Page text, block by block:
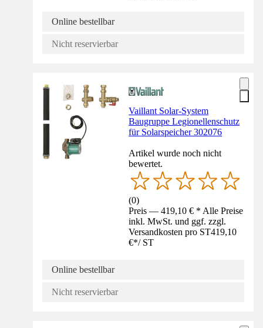
Online bestellbar
Nicht reservierbar
Vaillant Solar-System
Baugruppe Legionellenschutz
für Solarspeicher 302076
Artikel wurde noch nicht
bewertet.
(0)
Preis — 419,10 € * Alle Preise
inkl. MwSt. und ggf. zzgl.
Versandkosten pro ST419,10
€*/ ST
Online bestellbar
Nicht reservierbar